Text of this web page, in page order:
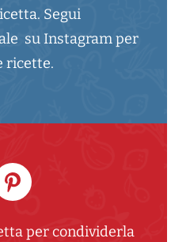
Segui
su Instagram per
ricette.
per condividerla